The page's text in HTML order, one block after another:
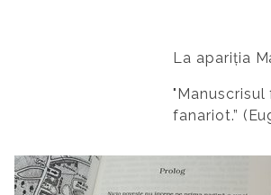
La apariția
fanariot.”